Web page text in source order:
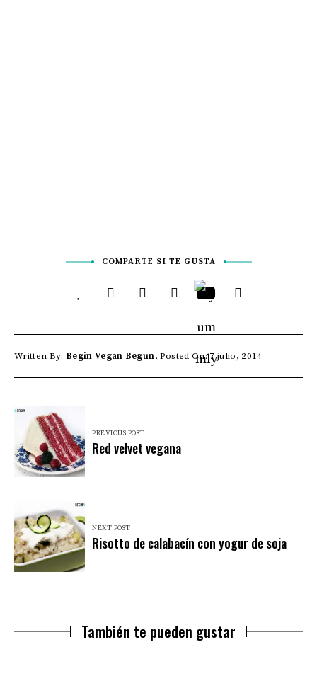
COMPARTE SI TE GUSTA
Written By: Begin Vegan Begun Posted On: 7 julio, 2014
PREVIOUS POST
Red velvet vegana
NEXT POST
Risotto de calabacín con yogur de soja
También te pueden gustar